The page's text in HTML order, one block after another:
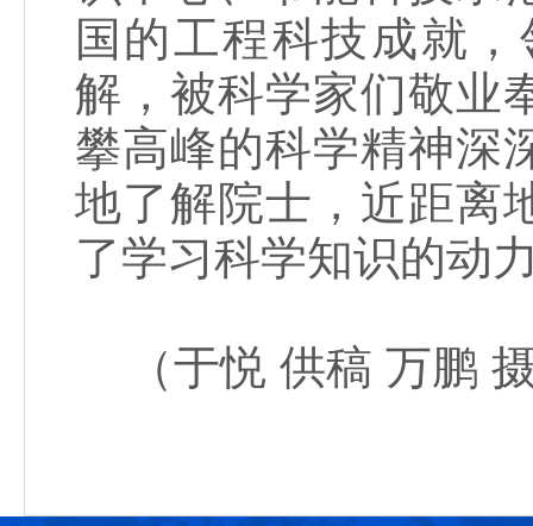
国的工程科技成就
解，被科学家们敬业
攀高峰的科学精神深
地了解院士，近距离
了学习科学知识的动
（于悦 供稿 万鹏